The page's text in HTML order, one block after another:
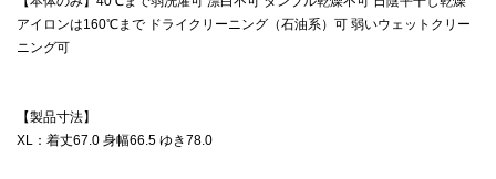
アイロンは160℃まで ドライクリーニング（石油系）可 弱いウェットクリー
ニング可
【製品寸法】
XL：着丈67.0 身幅66.5 ゆき78.0